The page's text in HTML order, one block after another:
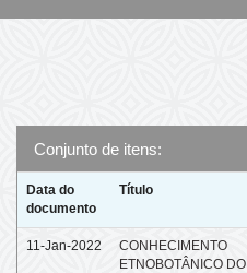
Conjunto de itens:
Data do
documento
Título
11-Jan-2022
CONHECIMENTO
ETNOBOTÂNICO DO